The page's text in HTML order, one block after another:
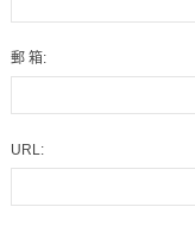
郵 箱:
URL: